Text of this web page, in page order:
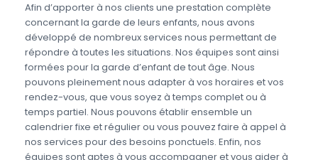
Afin d’apporter à nos clients une prestation complète
concernant la garde de leurs enfants, nous avons
développé de nombreux services nous permettant de
répondre à toutes les situations. Nos équipes sont ainsi
formées pour la garde d’enfant de tout âge. Nous
pouvons pleinement nous adapter à vos horaires et vos
rendez-vous, que vous soyez à temps complet ou à
temps partiel. Nous pouvons établir ensemble un
calendrier fixe et régulier ou vous pouvez faire à appel à
nos services pour des besoins ponctuels. Enfin, nos
équipes sont aptes à vous accompagner et vous aider à